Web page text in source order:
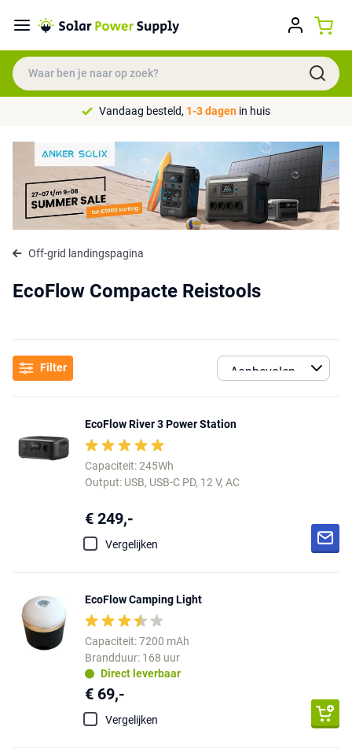
Vandaag besteld, 1-3 dagen in huis
Off-grid landingspagina
EcoFlow Compacte Reistools
Filter
EcoFlow River 3 Power Station
Capaciteit: 245Wh
Output: USB, USB-C PD, 12 V, AC
€ 249,-
Vergelijken
EcoFlow Camping Light
Capaciteit: 7200 mAh
Brandduur: 168 uur
Direct leverbaar
€ 69,-
Vergelijken